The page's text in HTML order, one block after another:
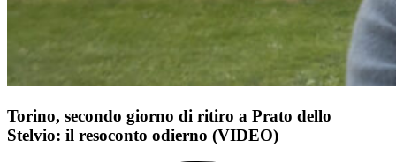
Torino, secondo giorno di ritiro a Prato dello
Stelvio: il resoconto odierno (VIDEO)